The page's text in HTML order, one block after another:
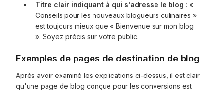
Titre clair indiquant à qui s'adresse le blog : «
Conseils pour les nouveaux blogueurs culinaires »
est toujours mieux que « Bienvenue sur mon blog
». Soyez précis sur votre public.
Exemples de pages de destination de blog
Après avoir examiné les explications ci-dessus, il est clair
qu'une page de blog conçue pour les conversions est